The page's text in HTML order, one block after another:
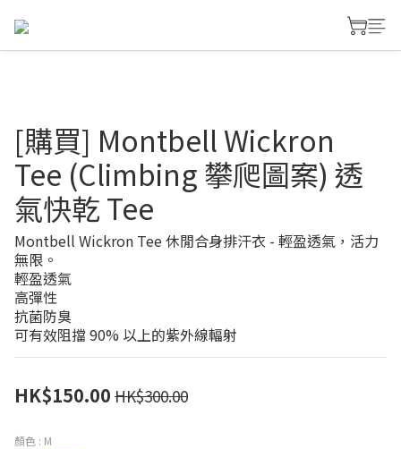
[購買] Montbell Wickron
Tee (Climbing 攀爬圖案) 透
氣快乾 Tee
Montbell Wickron Tee 休閒合身排汗衣 - 輕盈透氣，活力
無限。
輕盈透氣
高彈性
抗菌防臭
可有效阻擋 90% 以上的紫外線輻射
HK$150.00 HK$300.00
顏色 : M